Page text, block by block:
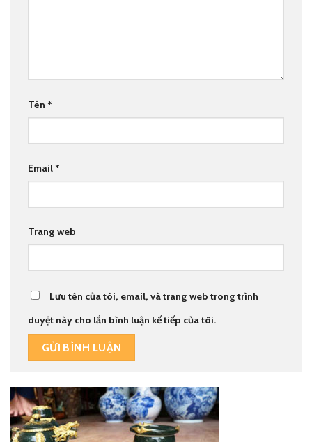
Tên *
Email *
Trang web
Lưu tên của tôi, email, và trang web trong trình
duyệt này cho lần bình luận kế tiếp của tôi.